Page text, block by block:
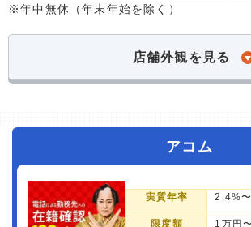
※年中無休（年末年始を除く）
店舗外観を見る
アコム
実質年率 2.4%
限度額 1万円